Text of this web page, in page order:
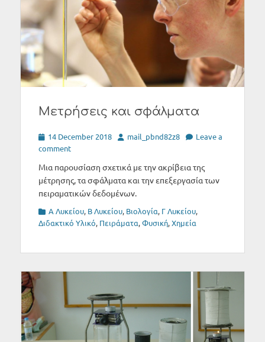
Μετρήσεις και σφάλματα
Posted
on
14 December 2018 Author
mail_pbnd82z8
Leave a
comment
Μια παρουσίαση σχετικά με την ακρίβεια της
μέτρησης, τα σφάλματα και την επεξεργασία των
πειραματικών δεδομένων.
Categories
Α Λυκείου, Β Λυκείου, Βιολογία, Γ Λυκείου,
Διδακτικό Υλικό, Πειράματα,Φυσική,Χημεία